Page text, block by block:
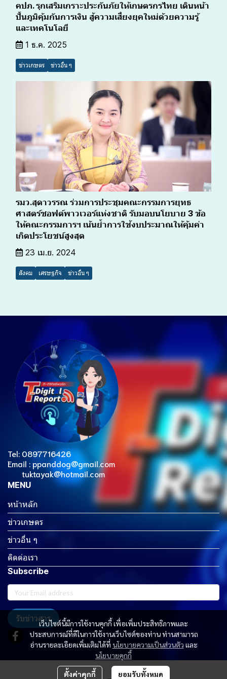
คปภ. รุกเสริมเกราะประกันภัยให้เกษตรกรไทย เดินหน้า
ปั้นภูมิคุ้มกันการเงิน สู้ความเสี่ยงยุคใหม่ด้วยความรู้
และเทคโนโลยี
1 ธ.ค. 2025
ข่าวเกษตร ข่าวอื่น ๆ
รมว.สุดาวรรณ ร่วมการประชุมคณะกรรมการยุทธ
ศาสตร์ซอฟต์พาวเวอร์แห่งชาติ รับมอบนโยบาย 3 ข้อ
ให้คณะกรรมการฯ เน้นย้ำการใช้งบประมาณให้คุ้มค่า
เกิดประโยชน์สูงสุด
23 เม.ย. 2024
สังคม เศรษฐกิจ ข่าวอื่น ๆ
เว็บไซต์นี้มีการใช้งานคุกกี้ เพื่อเพิ่มประสิทธิภาพและ
ประสบการณ์ที่ดีในการใช้งานเว็บไซต์ของท่าน ท่านสามารถ
อ่านรายละเอียดเพิ่มเติมได้ที่ นโยบายความเป็นส่วนตัว และ
นโยบายคุกกี้
ตั้งค่าคุกกี้ ยอมรับทั้งหมด
Tel: 0897716426
Email : ppanddog@gmail.com
tuktayak@hotmail.com
MENU
หน้าหลัก
ข่าวเกษตร
ข่าวอื่น ๆ
ติดต่อเรา
Subscribe
รับข่าวสาร
Copyright 2023 | All Rights Reserved | Powered by MWE